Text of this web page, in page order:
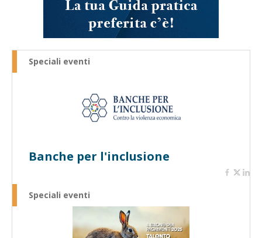
Speciali eventi
Banche per l'inclusione
Speciali eventi